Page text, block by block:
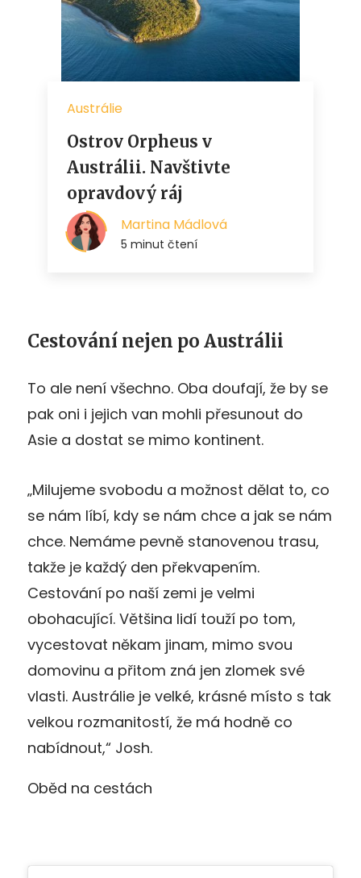
Cestování nejen po Austrálii
To ale není všechno. Oba doufají, že by se
pak oni i jejich van mohli přesunout do
Asie a dostat se mimo kontinent.
„Milujeme svobodu a možnost dělat to, co
se nám líbí, kdy se nám chce a jak se nám
chce. Nemáme pevně stanovenou trasu,
takže je každý den překvapením.
Cestování po naší zemi je velmi
obohacující. Většina lidí touží po tom,
vycestovat někam jinam, mimo svou
domovinu a přitom zná jen zlomek své
vlasti. Austrálie je velké, krásné místo s tak
velkou rozmanitostí, že má hodně co
nabídnout,“ Josh.
Oběd na cestách